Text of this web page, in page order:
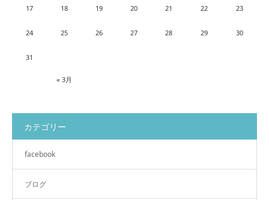
« 3月
17 18 19 20 21 22 23
24 25 26 27 28 29 30
31
カテゴリー
facebook
ブログ